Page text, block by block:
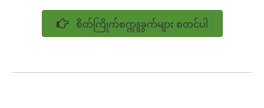
စိတ်ကြိုက်စက္ကူခွက်များ စတင်ပါ